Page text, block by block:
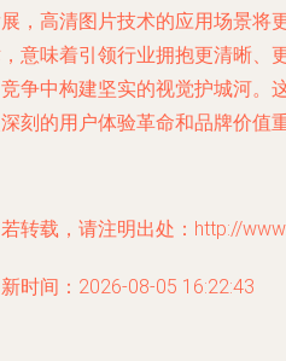
，高清图片技术的应用场景将
意味着引领行业拥抱更清晰、
争中构建坚实的视觉护城河。
刻的用户体验革命和品牌价值重
转载，请注明出处：http://
时间：2026-08-05 16:22:43